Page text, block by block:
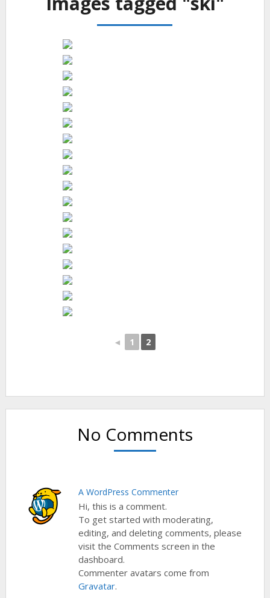
◄ 1 2
No Comments
A WordPress Commenter
Hi, this is a comment.
To get started with moderating,
editing, and deleting comments, please
visit the Comments screen in the
dashboard.
Commenter avatars come from
Gravatar.